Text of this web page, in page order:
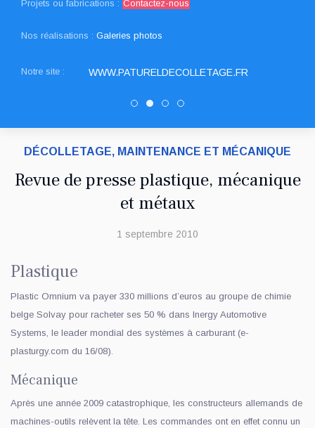
Projets ou fabrications : Contactez-nous
Nos réalisations : Galeries photos
Notre site : WWW.PATURELDECOLLETAGE.FR
Decolletage.xyz
PATUREL DECOLLETAGE
DRAULT DECOLLETAGE
DÉCOLLETAGE, MAINTENANCE ET MÉCANIQUE
Revue de presse plastique, mécanique
et métaux
1 septembre 2010
Plastique
Plastic Omnium va payer 330 millions d’euros au groupe de chimie
belge Solvay pour racheter ses 50 % dans Inergy Automotive
Systems, le leader mondial des systèmes à carburant (e-
plasturgy.com du 16/08).
Mécanique
Après une année 2009 catastrophique, les constructeurs allemands de
machines-outils relèvent la tête. Les commandes ont en effet connu un